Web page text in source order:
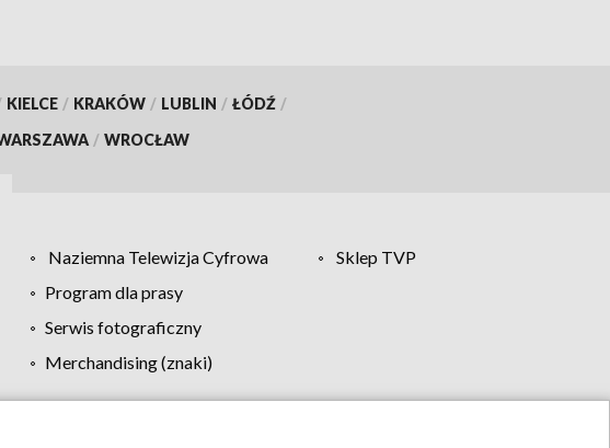
KIELCE / KRAKÓW / LUBLIN / ŁÓDŹ /
/ WROCŁAW
Naziemna Telewizja Cyfrowa
Sklep TVP
Program dla prasy
Serwis fotograficzny
Merchandising (znaki)